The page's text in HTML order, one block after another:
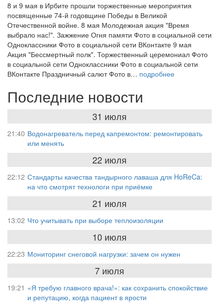
8 и 9 мая в Ирбите прошли торжественные мероприятия
посвященные 74-й годовщине Победы в Великой
Отечественной войне. 8 мая Молодежная акция "Время
выбрало нас!". Зажжение Огня памяти Фото в социальной сети
Одноклассники Фото в социальной сети ВКонтакте 9 мая
Акция "Бессмертный полк". Торжественный церемониал Фото
в социальной сети Одноклассники Фото в социальной сети
ВКонтакте Праздничный салют Фото в… подробнее
Последние новости
31 июля
21:40 Водонагреватель перед капремонтом: ремонтировать
или менять
22 июля
22:12 Стандарты качества тандырного лаваша для HoReCa:
на что смотрят технологи при приёмке
21 июля
13:02 Что учитывать при выборе теплоизоляции
10 июля
22:23 Мониторинг снеговой нагрузки: зачем он нужен
7 июля
19:21 «Я требую главного врача!»: как сохранить спокойствие
и репутацию, когда пациент в ярости